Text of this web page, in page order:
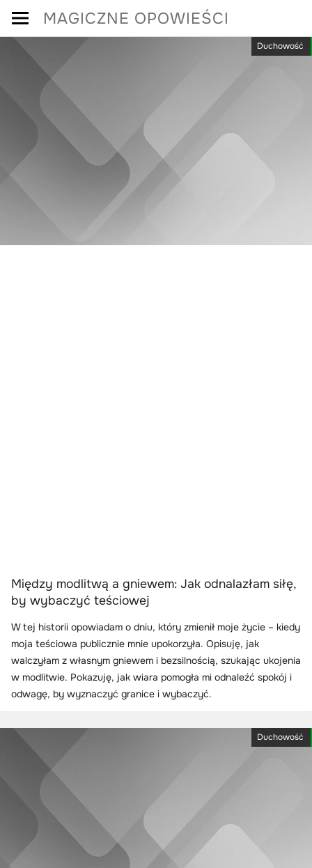
Skip
MAGICZNE OPOWIEŚCI
Duchowość
Między modlitwą a gniewem: Jak odnalazłam siłę,
by wybaczyć teściowej
W tej historii opowiadam o dniu, który zmienił moje życie – kiedy
moja teściowa publicznie mnie upokorzyła. Opisuję, jak
walczyłam z własnym gniewem i bezsilnością, szukając ukojenia
w modlitwie. Pokazuję, jak wiara pomogła mi odnaleźć spokój i
odwagę, by wyznaczyć granice i wybaczyć.
Duchowość